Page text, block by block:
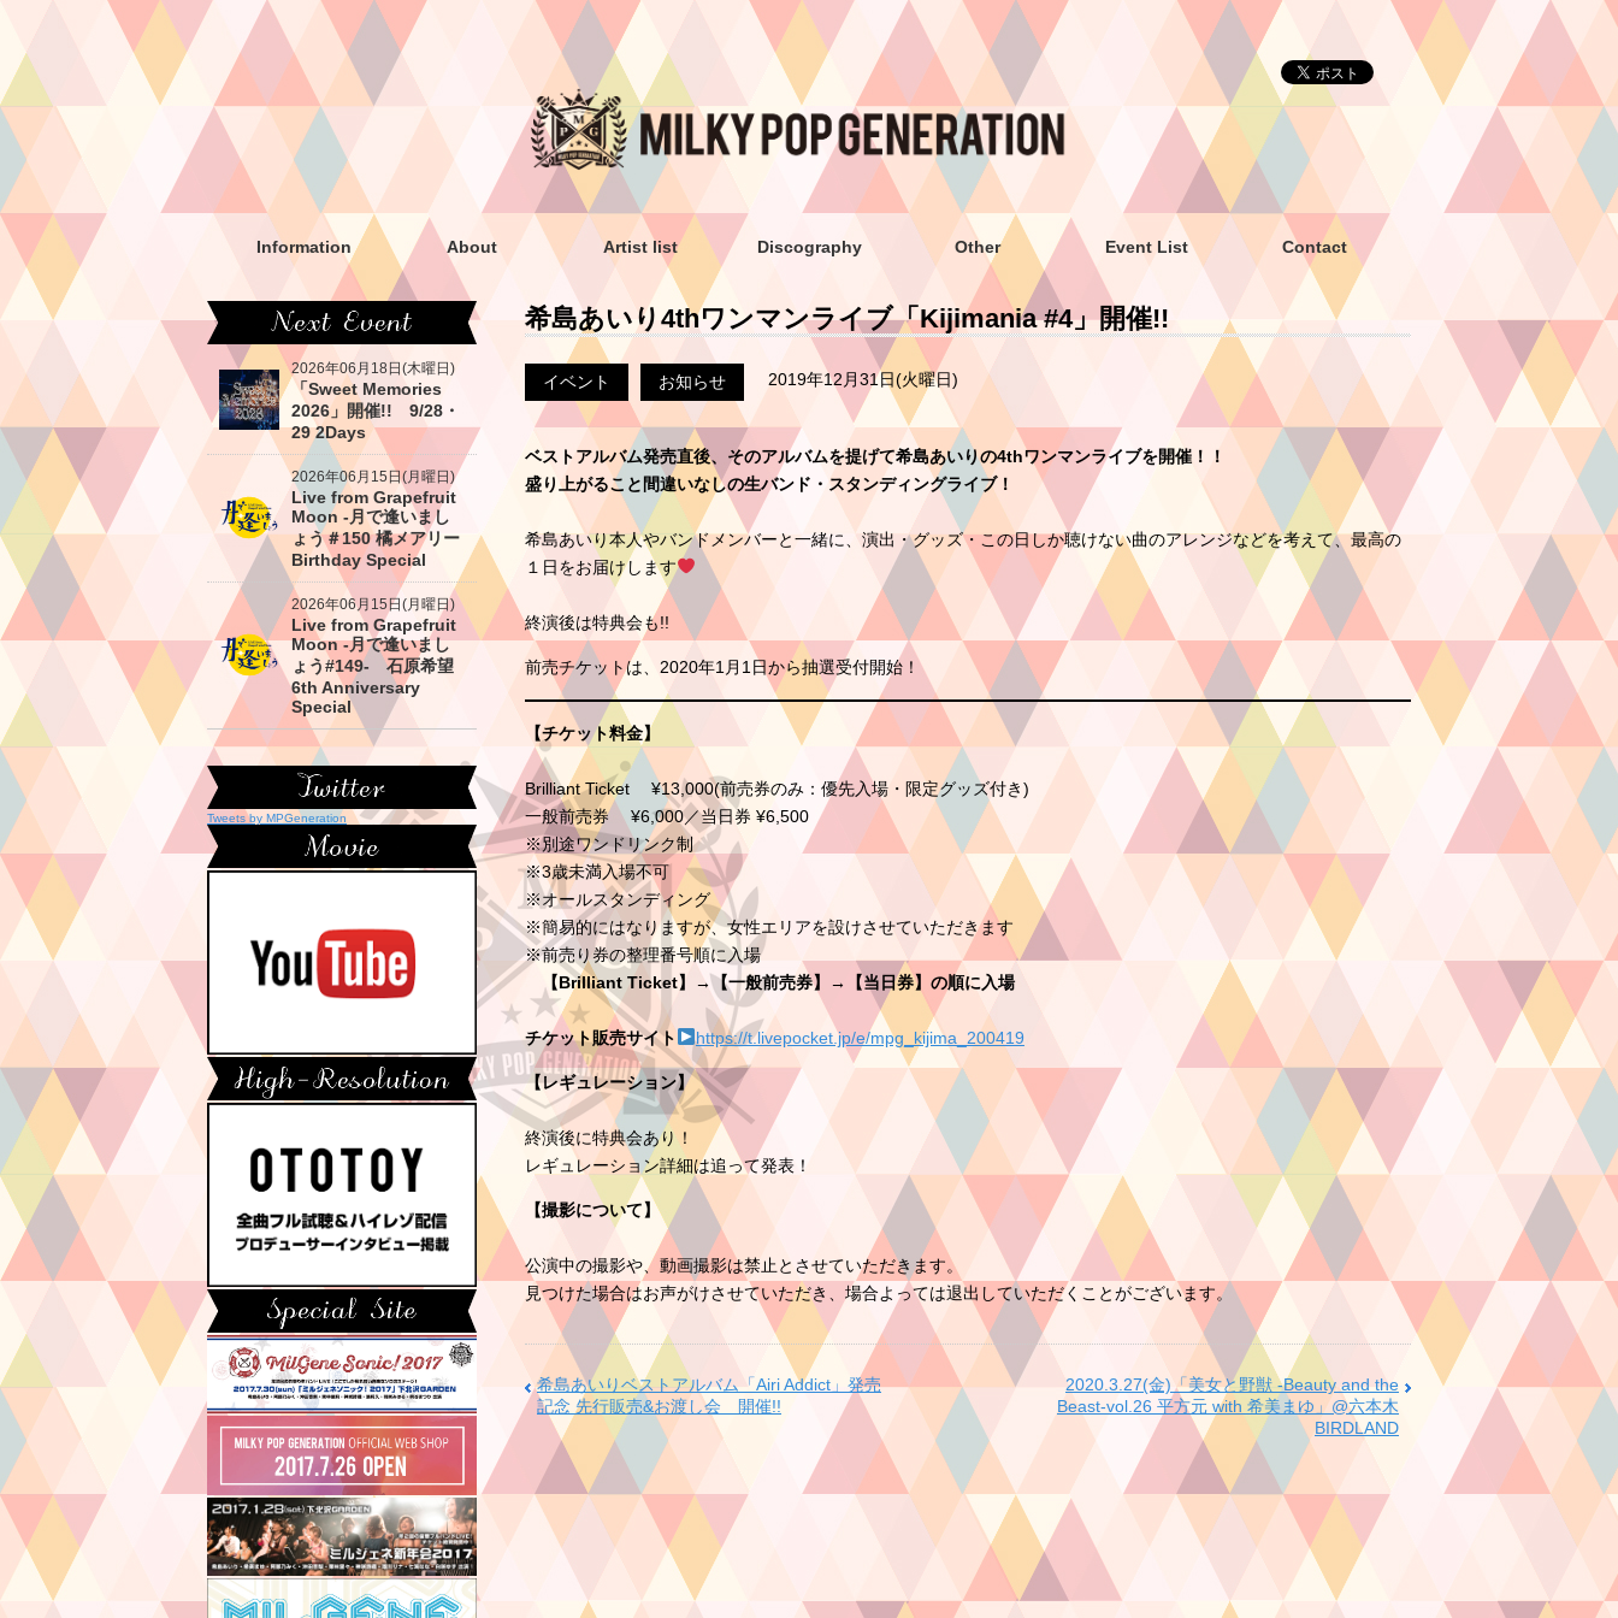
Information About Artist list Discography Other Event List Contact
希島あいり4thワンマンライブ「Kijimania #4」開催!!
イベント お知らせ 2019年12月31日(火曜日)
ベストアルバム発売直後、そのアルバムを提げて希島あいりの4thワンマンライブを開催！！
盛り上がること間違いなしの生バンド・スタンディングライブ！
希島あいり本人やバンドメンバーと一緒に、演出・グッズ・この日しか聴けない曲のアレンジなどを考えて、最高の
１日をお届けします
終演後は特典会も!!
前売チケットは、2020年1月1日から抽選受付開始！
【チケット料金】
Brilliant Ticket ¥13,000(前売券のみ：優先入場・限定グッズ付き)
一般前売券 ¥6,000／当日券 ¥6,500
※別途ワンドリンク制
※3歳未満入場不可
※オールスタンディング
※簡易的にはなりますが、女性エリアを設けさせていただきます
※前売り券の整理番号順に入場
【Brilliant Ticket】→【一般前売券】→【当日券】の順に入場
チケット販売サイト https://t.livepocket.jp/e/mpg_kijima_200419
【レギュレーション】
終演後に特典会あり！
レギュレーション詳細は追って発表！
【撮影について】
公演中の撮影や、動画撮影は禁止とさせていただきます。
見つけた場合はお声がけさせていただき、場合よっては退出していただくことがございます。
希島あいりベストアルバム「Airi Addict」発売
記念 先行販売&お渡し会 開催!!
2020.3.27(金)「美女と野獣 -Beauty and the
Beast-vol.26 平方元 with 希美まゆ」@六本木
BIRDLAND
2026年06月18日(木曜日)
「Sweet Memories
2026」開催!! 9/28・
29 2Days
2026年06月15日(月曜日)
Live from Grapefruit
Moon -月で逢いまし
ょう＃150 橘メアリー
Birthday Special
2026年06月15日(月曜日)
Live from Grapefruit
Moon -月で逢いまし
ょう#149- 石原希望
6th Anniversary
Special
Tweets by MPGeneration